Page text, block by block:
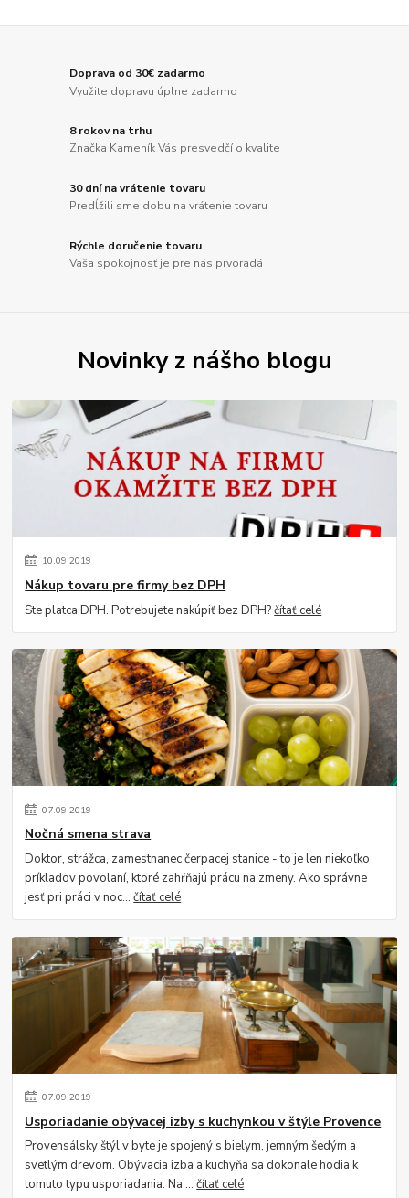
Doprava od 30€ zadarmo
Využite dopravu úplne zadarmo
8 rokov na trhu
Značka Kameník Vás presvedčí o kvalite
30 dní na vrátenie tovaru
Predĺžili sme dobu na vrátenie tovaru
Rýchle doručenie tovaru
Vaša spokojnosť je pre nás prvoradá
Novinky z nášho blogu
10.09.2019
Nákup tovaru pre firmy bez DPH
Ste platca DPH. Potrebujete nakúpiť bez DPH?čítať celé
07.09.2019
Nočná smena strava
Doktor, strážca, zamestnanec čerpacej stanice - to je len niekoľko
príkladov povolaní, ktoré zahŕňajú prácu na zmeny. Ako správne
jesť pri práci v noc...čítať celé
07.09.2019
Usporiadanie obývacej izby s kuchynkou v štýle Provence
Provensálsky štýl v byte je spojený s bielym, jemným šedým a
svetlým drevom. Obývacia izba a kuchyňa sa dokonale hodia k
tomuto typu usporiadania. Na ...čítať celé